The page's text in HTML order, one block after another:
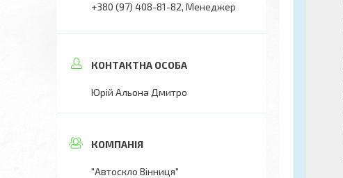
+380 (97) 408-81-82 Менеджер
Юрій Альона Дмитро
"Автоскло Вінниця"